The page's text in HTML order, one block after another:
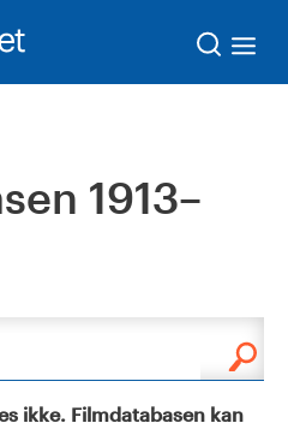
1913–
ikke. Filmdatabasen kan